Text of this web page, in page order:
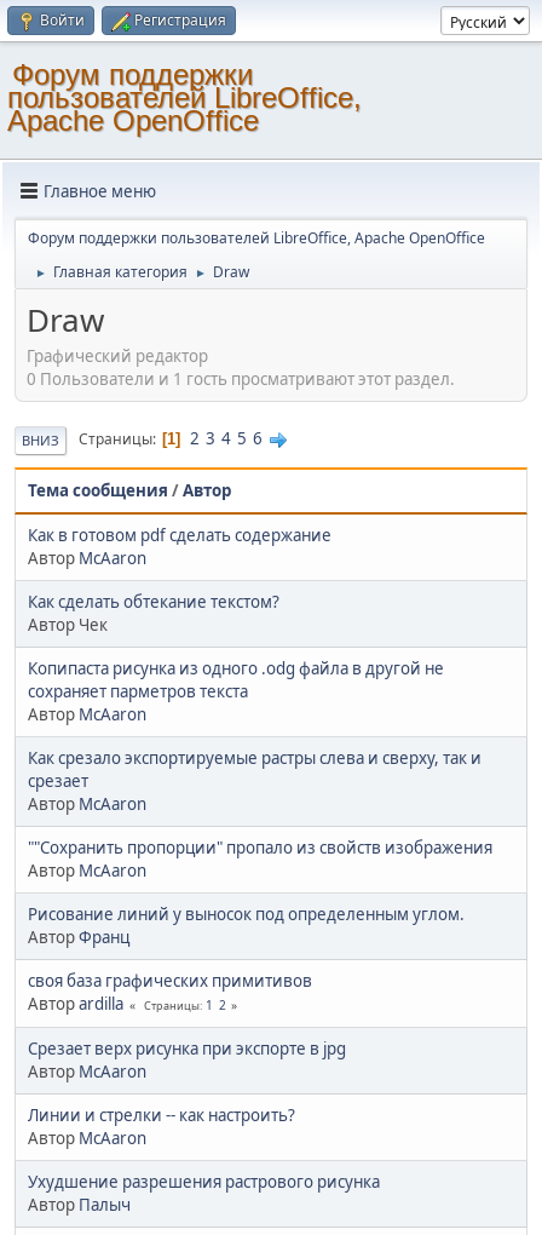
Войти Регистрация
Форум поддержки
пользователей LibreOffice,
Apache OpenOffice
Главное меню
Форум поддержки пользователей LibreOffice, Apache OpenOffice
► Главная категория ► Draw
Draw
Графический редактор
0 Пользователи и 1 гость просматривают этот раздел.
ВНИЗ Страницы 1 2 3 4 5 6
Тема сообщения /Автор
Как в готовом pdf сделать содержание
Автор McAaron
Как сделать обтекание текстом?
Автор Чек
Копипаста рисунка из одного .odg файла в другой не
сохраняет парметров текста
Автор McAaron
Как срезало экспортируемые растры слева и сверху, так и
срезает
Автор McAaron
""Сохранить пропорции" пропало из свойств изображения
Автор McAaron
Рисование линий у выносок под определенным углом.
АвторФранц
своя база графических примитивов
Авторardilla Страницы 1 2
Срезает верх рисунка при экспорте в jpg
Автор McAaron
Линии и стрелки -- как настроить?
Автор McAaron
Ухудшение разрешения растрового рисунка
Автор Палыч